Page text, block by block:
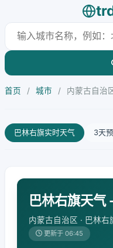
首页 / 城市 / 内蒙古自治
巴林右旗实时天气 3天
巴林右旗天气
内蒙古自治区 · 巴林右
更新于 06:45